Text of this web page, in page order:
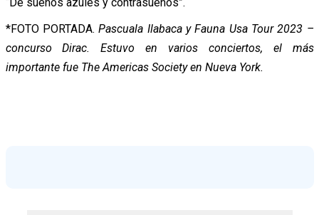
*FOTO PORTADA.Pascuala Ilabaca y Fauna Usa Tour 2023 –
concurso Dirac. Estuvo en varios conciertos, el más
importante fue The Americas Society en Nueva York.